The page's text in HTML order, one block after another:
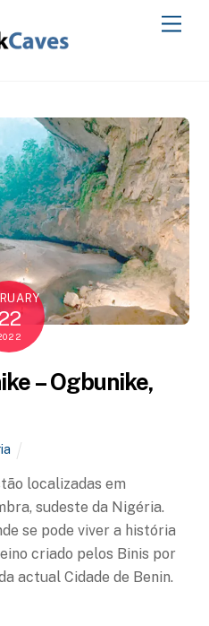
– Ogbunike,
localizadas em
sudeste da Nigéria.
se pode viver a história
criado pelos Binis por
actual Cidade de Benin.